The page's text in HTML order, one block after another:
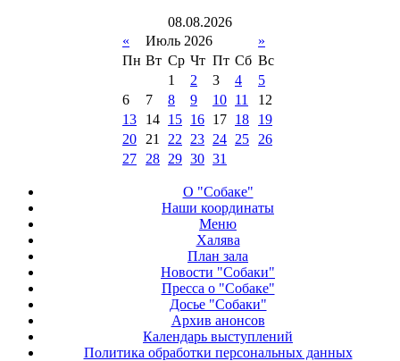
08.08.2026
«
Июль 2026
»
Пн Вт Ср Чт Пт Сб Вс
1
2 3 4
5
6
7 8 9 10 11
12
13
14 15 16 17 18
19
20
21 22 23 24 25
26
27
28 29 30 31
О "Собаке"
Наши координаты
Меню
Халява
План зала
Новости "Собаки"
Пресса о "Собаке"
Досье "Собаки"
Архив анонсов
Календарь выступлений
Политика обработки персональных данных